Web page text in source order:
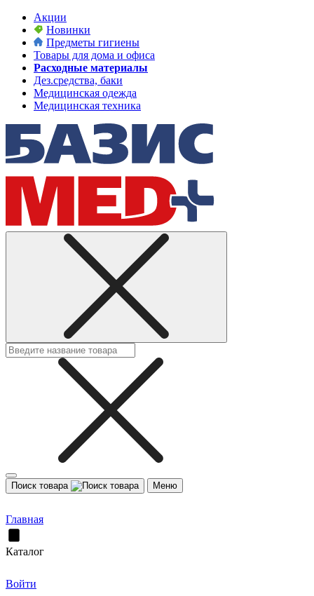
Акции
Новинки
Предметы гигиены
Товары для дома и офиса
Расходные материалы
Дез.средства, баки
Медицинская одежда
Медицинская техника
Поиск товара Меню
Главная
Каталог
Войти